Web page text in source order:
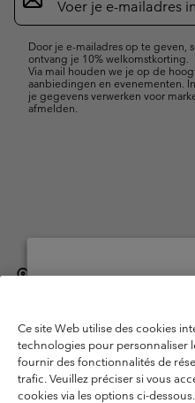
e-
Door je e-mailadres op te geven,
ontvang je 10% welkomstkorting.
Via mail houden we je op de
aanbiedingen en evenementen.
je gegevens verwerken voor
afmelden.
België (Nederlands) |
Gebruiksvoorwaarden
Privacybeleid
Voorwaarden voor door gebruikers
Ce site Web utilise des cookies
technologies pour personnaliser
fournir des fonctionnalités de
trafic. Veuillez préciser si vous
cookies via les options ci-
Online
United States